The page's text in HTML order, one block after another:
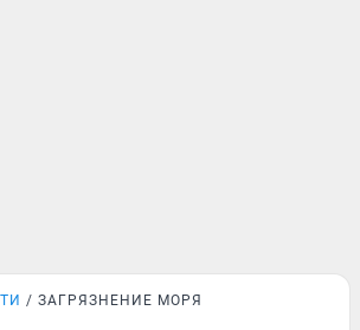
ЗАГРЯЗНЕНИЕ МОРЯ